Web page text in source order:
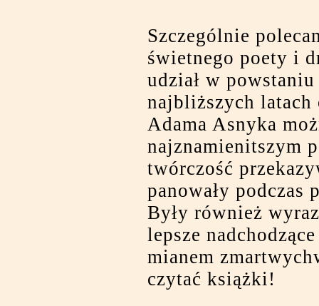
Szczególnie
świetnego poety i
udział w
najbliższych latach
Adama Asnyka
najznamienitszym
twórczość
panowały podczas
Były również
lepsze
mianem
czytać książki!